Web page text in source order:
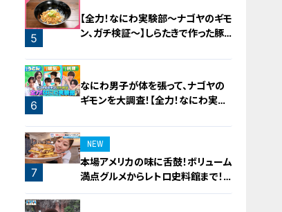
3
5
【全力！なにわ実験部～ナゴヤのギモ
ン、ガチ検証～】しらたきで作った豚
6
なにわ男子が体を張って、ナゴヤの
ギモンを大調査！【全力！なにわ実験
7
NEW
本場アメリカの味に舌鼓！ボリューム
満点グルメからレトロ史料館まで！
愛知・東海市の感動スポット3選